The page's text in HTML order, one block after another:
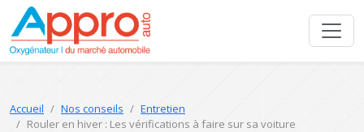
Accueil Nos conseils
Entretien
Rouler en hiver : Les vérifications à faire sur sa voiture